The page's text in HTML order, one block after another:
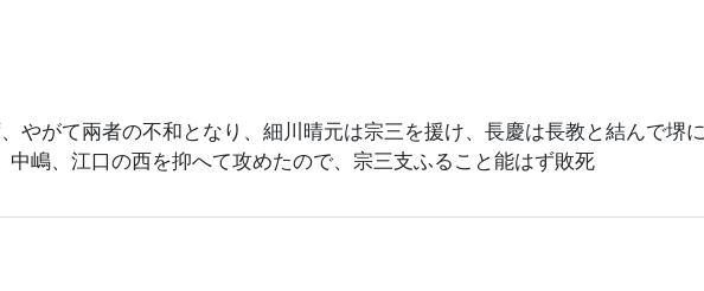
やがて兩者の不和となり、細川晴元は宗三を援け、長慶は長教と結んで堺
中嶋、江口の西を抑へて攻めたので、宗三支ふること能はず敗死